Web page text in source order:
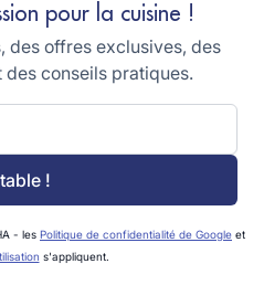
pour la cuisine !
des offres exclusives, des
conseils pratiques.
!
- les Politique de confidentialité de Google et
s'appliquent.